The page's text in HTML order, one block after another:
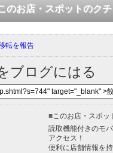
のお店・スポットのク
転を報告
ブログにはる
■このお店・スポッ
読取機能付きのモ
アクセス！
便利に店舗情報を